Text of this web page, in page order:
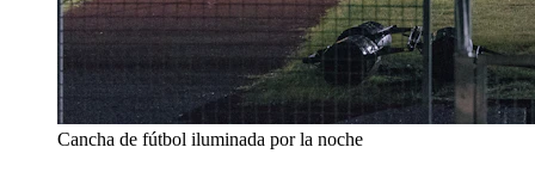
Cancha de fútbol iluminada por la noche